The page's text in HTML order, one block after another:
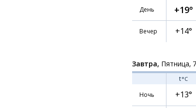
День +19°
Вечер +14°
Завтра, Пятница,
t°C
Ночь
+13°